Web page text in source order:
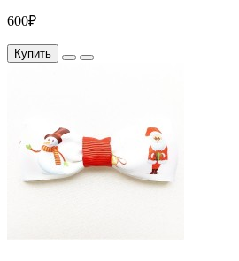
600₽
Купить